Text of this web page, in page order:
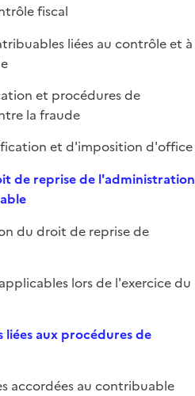
fiscal
liées au contrôle et à
et procédures de
la fraude
et d'imposition d'office
de reprise de l'administration
du droit de reprise de
lors de l'exercice du
liées aux procédures de
accordées au contribuable